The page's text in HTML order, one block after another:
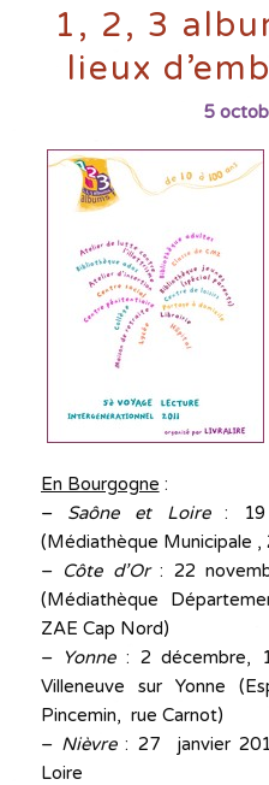
1, 2, 3
lieux
5
En Bourgogne :
– Saône et Loire: 19
(Médiathèque Municipale ,
– Côte d’Or: 22
(Médiathèque
ZAE Cap Nord)
–
Yonne: 2 décembre,
Villeneuve sur Yonne
Pincemin, rue Carnot)
– Nièvre: 27 janvier
Loire